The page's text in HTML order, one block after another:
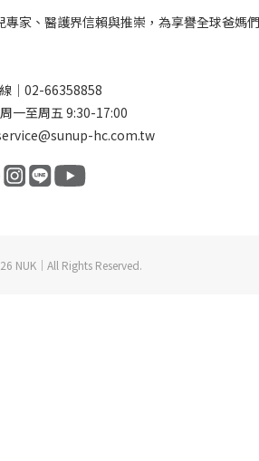
家、醫護界信賴與推崇，為享譽全球爸媽
｜02-66358858
一至周五 9:30-17:00
hc.com.tw
NUK｜All Rights Reserved.